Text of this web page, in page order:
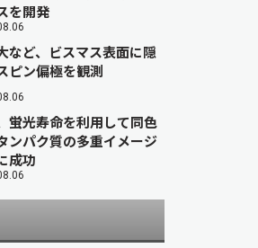
を開発
など、ビスマス表面に隠
ピン偏極を観測
蛍光寿命を利用して同色
ンパク質の多重イメージ
成功